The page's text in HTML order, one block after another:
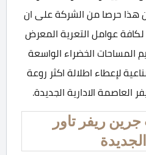
هذا حرصا من الشركة على ان
عوامل التعرية المعرض
المساحات الخضراء الواسعة
لإعطاء اطلالة اكثر روعة
الادارية الجديدة.
ريفر تاور